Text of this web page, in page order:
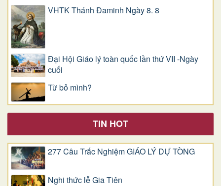
VHTK Thánh Đaminh Ngày 8. 8
Đại Hội Giáo lý toàn quốc lần thứ VII -Ngày
cuối
Từ bỏ mình?
TIN HOT
277 Câu Trắc Nghiệm GIÁO LÝ DỰ TÒNG
Nghi thức lễ Gia Tiên